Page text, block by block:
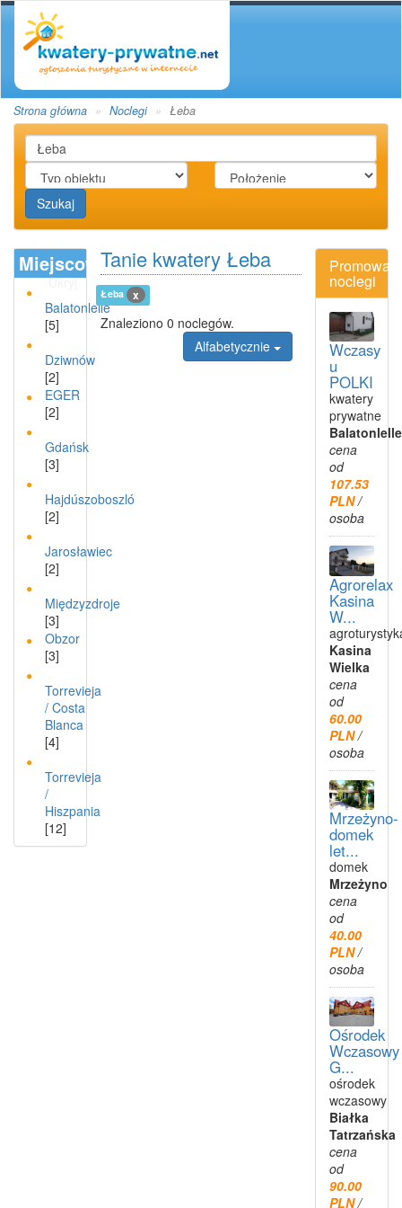
Strona główna Noclegi Łeba
Szukaj
Miejscowości
Ukryj
Balatonlelle
[5]
Dziwnów
[2]
EGER
[2]
Gdańsk
[3]
Hajdúszoboszló
[2]
Jarosławiec
[2]
Międzyzdroje
[3]
Obzor
[3]
Torrevieja
/ Costa
Blanca
[4]
Torrevieja
/
Hiszpania
[12]
Tanie kwatery Łeba
Łeba x
Znaleziono 0 noclegów.
Alfabetycznie
noclegi
Wczasy
u
POLKI
kwatery
prywatne
Balatonlelle
cena
od
107.53
PLN/
osoba
Agrorelax
Kasina
W...
Kasina
Wielka
cena
od
60.00
PLN/
osoba
Mrzeżyno-
domek
let...
domek
Mrzeżyno
cena
od
40.00
PLN/
osoba
Ośrodek
Wczasowy
G...
ośrodek
wczasowy
Białka
Tatrzańska
cena
od
90.00
PLN/